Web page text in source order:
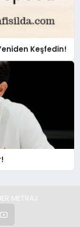
Keşfedin!
METRAJ